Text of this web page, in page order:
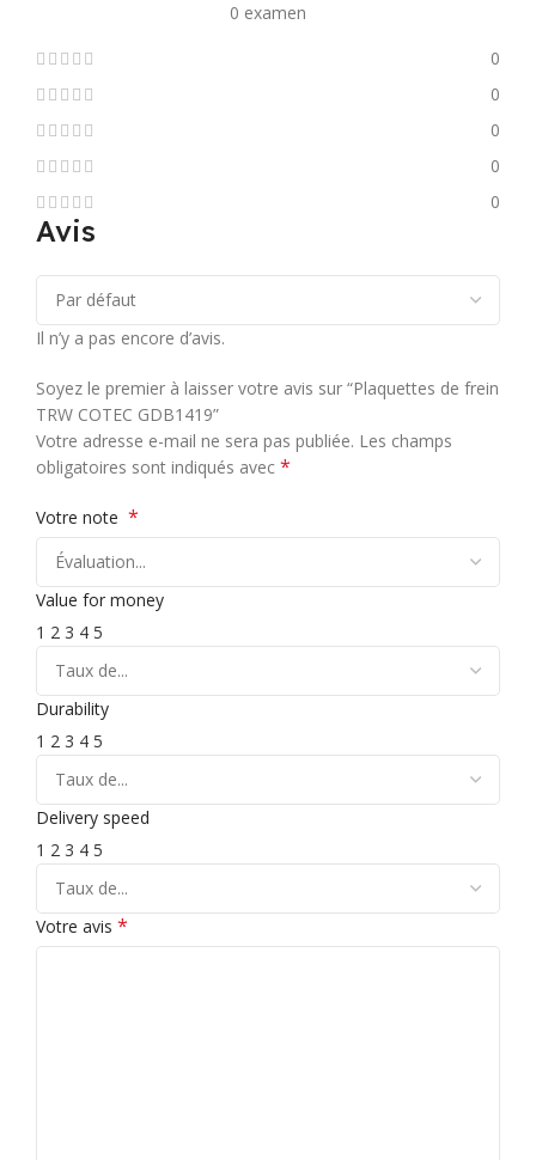
0 examen
0
0
0
0
0
Avis
Il n’y a pas encore d’avis.
Soyez le premier à laisser votre avis sur “Plaquettes de frein
TRW COTEC GDB1419”
Votre adresse e-mail ne sera pas publiée. Les champs
obligatoires sont indiqués avec *
Votre note *
Value for money
1 2 3 4 5
Durability
1 2 3 4 5
Delivery speed
1 2 3 4 5
Votre avis *